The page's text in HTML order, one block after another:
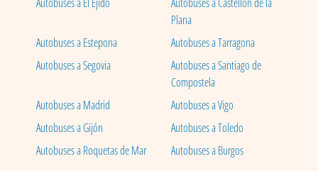
Plana
Autobuses a Estepona
Autobuses a Tarragona
Autobuses a Segovia
Autobuses a Santiago de
Compostela
Autobuses a Madrid
Autobuses a Vigo
Autobuses a Gijón
Autobuses a Toledo
Autobuses a Roquetas de Mar
Autobuses a Burgos